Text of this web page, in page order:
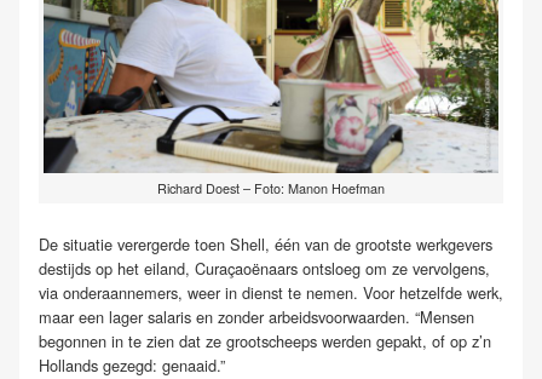
Richard Doest – Foto: Manon Hoefman
De situatie verergerde toen Shell, één van de grootste werkgevers
destijds op het eiland, Curaçaoënaars ontsloeg om ze vervolgens,
via onderaannemers, weer in dienst te nemen. Voor hetzelfde werk,
maar een lager salaris en zonder arbeidsvoorwaarden. “Mensen
begonnen in te zien dat ze grootscheeps werden gepakt, of op z’n
Hollands gezegd: genaaid.”